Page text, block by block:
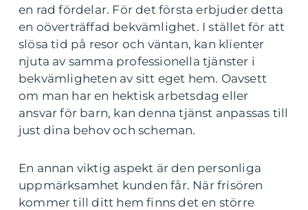
en rad fördelar. För det första erbjuder detta
en oöverträffad bekvämlighet. I stället för att
slösa tid på resor och väntan, kan klienter
njuta av samma professionella tjänster i
bekvämligheten av sitt eget hem. Oavsett
om man har en hektisk arbetsdag eller
ansvar för barn, kan denna tjänst anpassas till
just dina behov och scheman.
En annan viktig aspekt är den personliga
uppmärksamhet kunden får. När frisören
kommer till ditt hem finns det en större